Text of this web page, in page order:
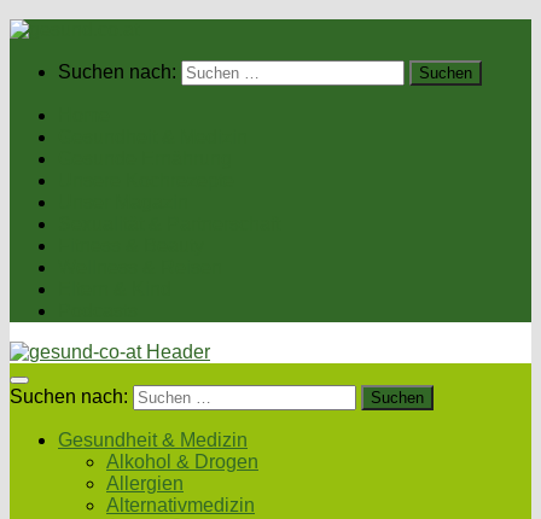
Suchen nach:
Suchen nach:
Gesundheit & Medizin
Alkohol & Drogen
Allergien
Alternativmedizin